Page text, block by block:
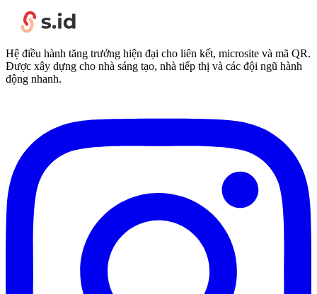
Hệ điều hành tăng trưởng hiện đại cho liên kết, microsite và mã QR.
Được xây dựng cho nhà sáng tạo, nhà tiếp thị và các đội ngũ hành
động nhanh.